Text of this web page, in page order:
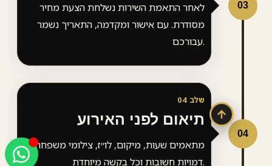
לאחר התאמת השירות נשלחת הצעת מחיר
מסודרת. עם אישור ומקדמה, התאריך נשמר
שלב 04
תיאום לפני האירוע
מתאמים שעות, מיקום, לו״ז, צילומי משפחה,